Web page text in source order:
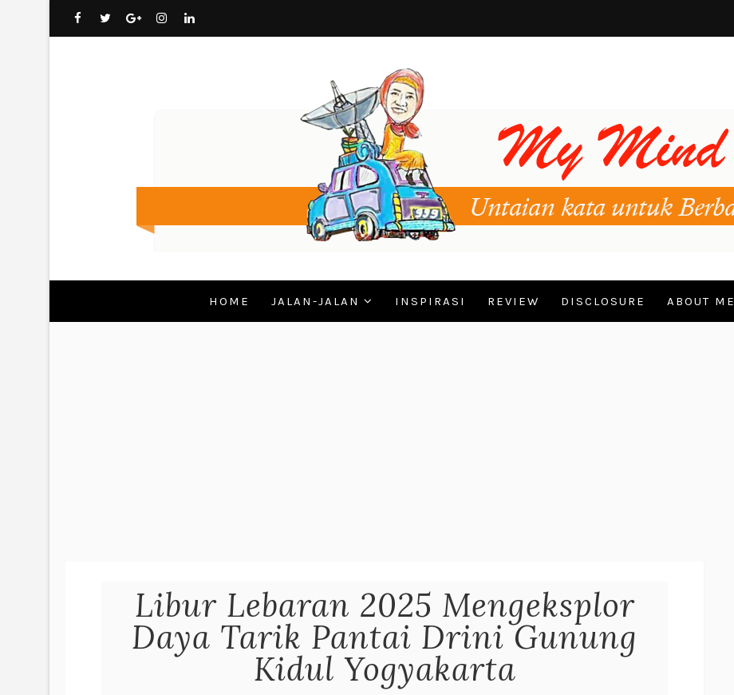
HOME JALAN-JALAN INSPIRASI REVIEW DISCLOSURE ABOUT ME
Libur Lebaran 2025 Mengeksplor
Daya Tarik Pantai Drini Gunung
Kidul Yogyakarta